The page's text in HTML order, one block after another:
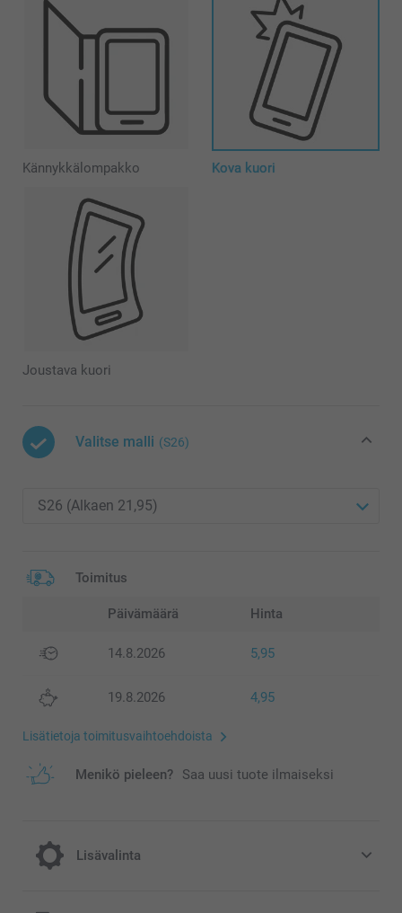
Kännykkälompakko Kova kuori
Joustava kuori
Valitse malli (S26)
Toimitus
Päivämäärä Hinta
14.8.2026 5,95
19.8.2026 4,95
Lisätietoja toimitusvaihtoehdoista
Menikö pieleen? Saa uusi tuote ilmaiseksi
Lisävalinta